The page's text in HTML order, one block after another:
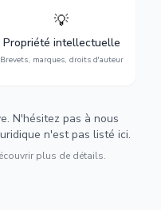
💡
Propriété intellectuelle
Brevets, marques, droits d'auteur
Protection de vos créations
d'auteur et lutte contre la
contrefaçon.
N'hésitez pas à nous
n'est pas listé ici.
plus de détails.